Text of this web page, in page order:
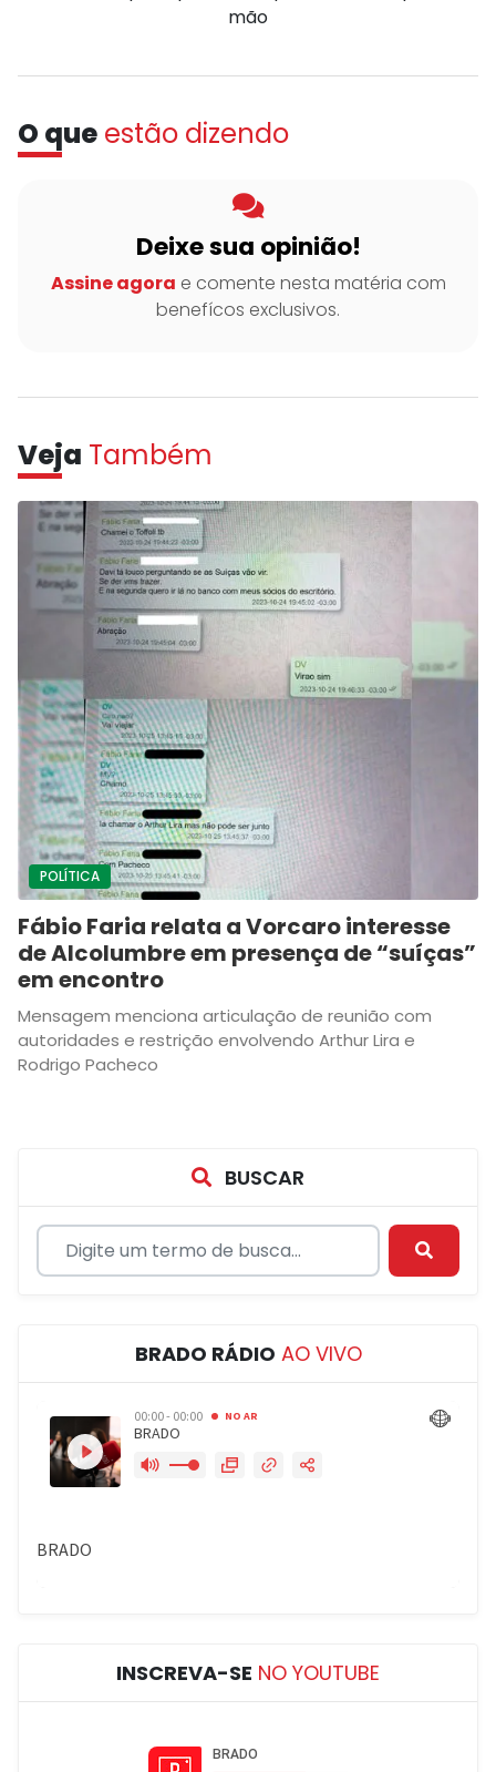
mão
O que estão dizendo
Deixe sua opinião!
Assine agora e comente nesta matéria com
benefícos exclusivos.
Veja Também
POLÍTICA
Fábio Faria relata a Vorcaro interesse
de Alcolumbre em presença de “suíças”
em encontro
Mensagem menciona articulação de reunião com
autoridades e restrição envolvendo Arthur Lira e
Rodrigo Pacheco
BUSCAR
BRADO RÁDIO AO VIVO
INSCREVA-SE NO YOUTUBE